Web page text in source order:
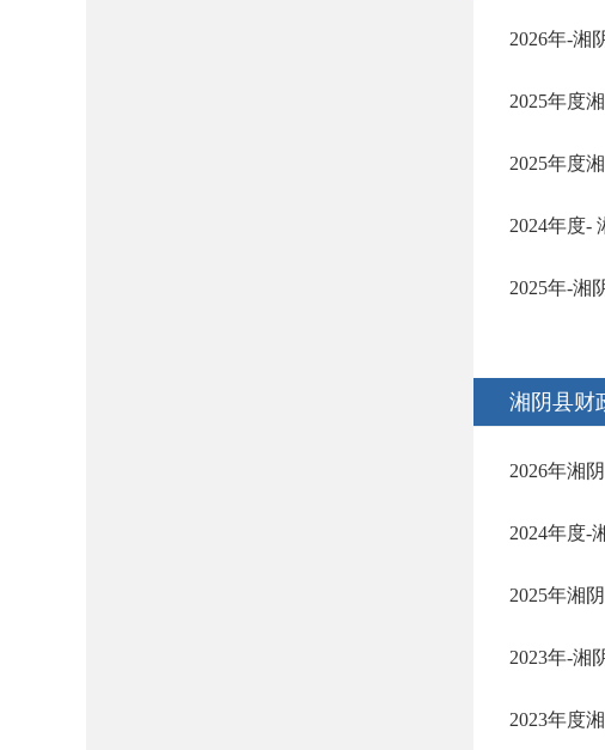
2026年-湘
2025年度
2025年度
2024年度-
2025年-湘
湘阴县财
2026年湘
2024年度-
2025年湘
2023年-湘
2023年度